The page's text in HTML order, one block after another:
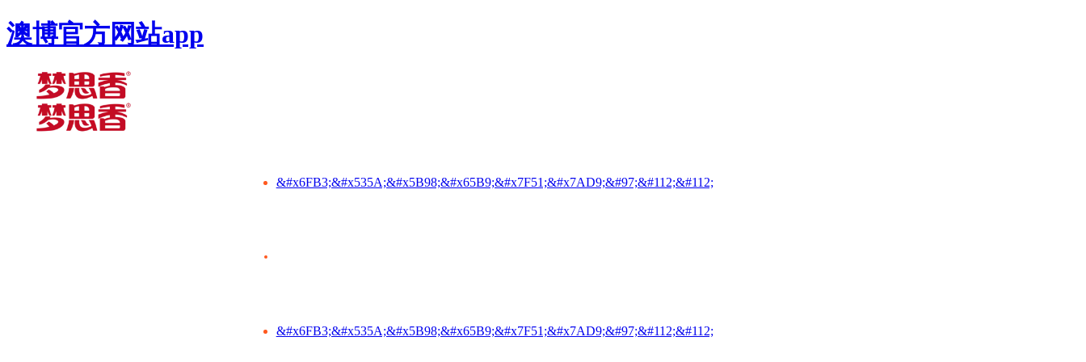
澳博官方网站app
&#x6FB3;&#x535A;&#x5B98;&#x65B9;&#x7F51;&#x7AD9;&#97;&#112;&#112;
&#x6FB3;&#x535A;&#x5B98;&#x65B9;&#x7F51;&#x7AD9;&#97;&#112;&#112;